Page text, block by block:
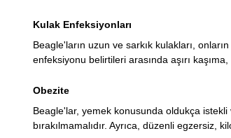
Kulak Enfeksiyonları
Beagle'ların uzun ve sarkık kulakları,
enfeksiyonu belirtileri arasında aşırı
Obezite
Beagle'lar, yemek konusunda oldukça
bırakılmamalıdır. Ayrıca, düzenli egzersiz,